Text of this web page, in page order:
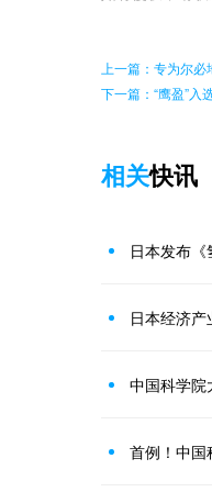
上一篇：专为尔
下一篇：“鹰盈”入
相关快讯
日本发布《
日本经济产
中国科学院
首例！中国